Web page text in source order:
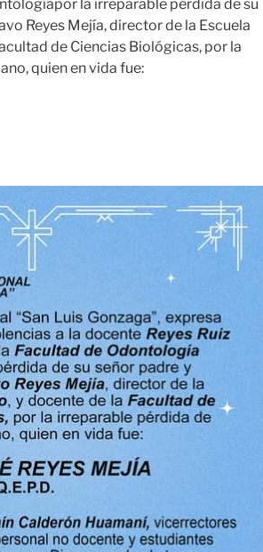
la irreparable pérdida de su
Reyes Mejía, director de la Escuela
de Ciencias Biológicas, por la
quien en vida fue: